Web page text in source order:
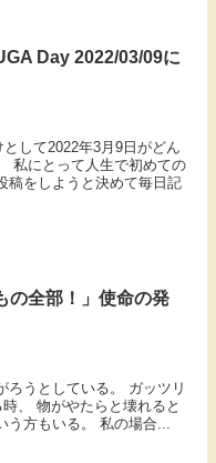
Day 2022/03/09に
して2022年3月9日がどん
にとって人生で初めての
をしようと決めて毎日記
の全部！」使命の発
うとしている。 ガッツリ
物がやたらと壊れると
方もいる。 私の場合...